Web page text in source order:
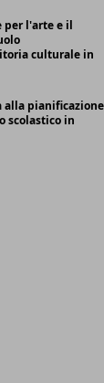
per l'arte e il
culturale in
alla pianificazione
scolastico in